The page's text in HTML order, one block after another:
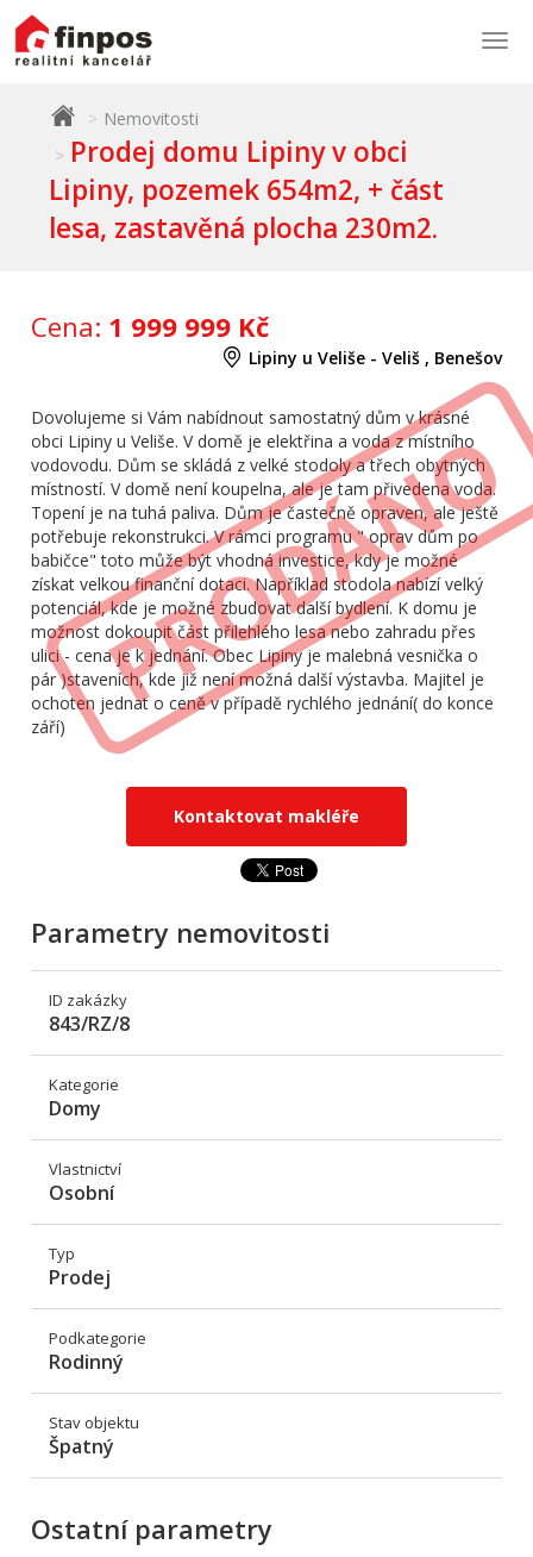
Nemovitosti
Prodej domu Lipiny v obci
Lipiny, pozemek 654m2, + část
lesa, zastavěná plocha 230m2.
Cena: 1 999 999 Kč
Lipiny u Veliše - Veliš , Benešov
Dovolujeme si Vám nabídnout samostatný dům v krásné
obci Lipiny u Veliše. V domě je elektřina a voda z místního
vodovodu. Dům se skládá z velké stodoly a třech obytných
místností. V domě není koupelna, ale je tam přivedena voda.
Topení je na tuhá paliva. Dům je častečně opraven, ale ještě
potřebuje rekonstrukci. V rámci programu " oprav dům po
babičce" toto může být vhodná investice, kdy je možné
získat velkou finanční dotaci. Například stodola nabízí velký
potenciál, kde je možné zbudovat další bydlení. K domu je
možnost dokoupit část přilehlého lesa nebo zahradu přes
ulici - cena je k jednání. Obec Lipiny je malebná vesnička o
pár )staveních, kde již není možná další výstavba. Majitel je
ochoten jednat o ceně v případě rychlého jednání( do konce
září)
Kontaktovat makléře
Parametry nemovitosti
ID zakázky
843/RZ/8
Kategorie
Domy
Vlastnictví
Osobní
Typ
Prodej
Podkategorie
Rodinný
Stav objektu
Špatný
Ostatní parametry